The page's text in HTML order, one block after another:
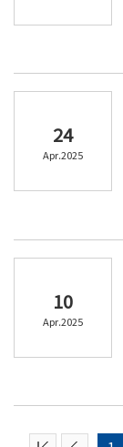
24
Apr.2025
10
Apr.2025